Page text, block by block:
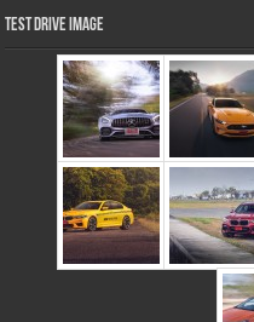
Test Drive Image